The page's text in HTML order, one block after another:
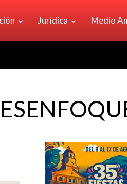
Jurídica Medio